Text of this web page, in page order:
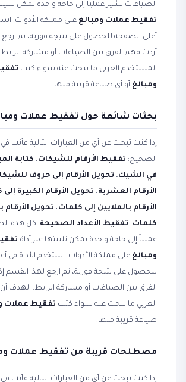
الصياغات تشير عملياً إلى حاجة واحدة يمكن
تفقيط عملات ومبالغ على مملكة الأدوات.
أعلى الصفحة للحصول على نتيجة فورية، ثم ارجع
أردت فهم الفرق بين الصياغات أو مشاركة
المستخدم العربي ما يبحث عنه سواء كتب
ومبالغ أو أي صياغة قريبة منها.
بحثات شائعة حول تفقيط عملات
إذا كنت تبحث عن أي من العبارات التالية فأنت في
الصحيح: تفقيط الأرقام للشيكات، كتابة
في الشيك، تحويل الأرقام إلى حروف
الأرقام العشرية، تحويل الأرقام الكبيرة
الأرقام بالملايين إلى كلمات، تحويل الأرقام
كلمات، تفقيط الأعداد الصحيحة. كل هذه
عملياً إلى حاجة واحدة يمكن تلبيتها عبر أداة
ومبالغ على مملكة الأدوات. استخدم الأداة في
للحصول على نتيجة فورية، ثم ارجع لهذا القسم
الفرق بين الصياغات أو مشاركة الرابط. الهدف
العربي ما يبحث عنه سواء كتب تفقيط عملات
صياغة قريبة منها.
مصطلحات قريبة من تفقيط عملات
إذا كنت تبحث عن أي من العبارات التالية فأنت في